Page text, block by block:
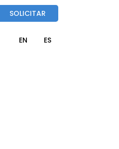
SOLICITAR
EN ES